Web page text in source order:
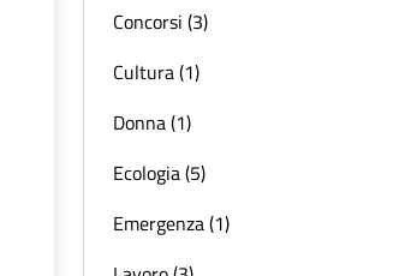
Concorsi (3)
Cultura (1)
Donna (1)
Ecologia (5)
Emergenza (1)